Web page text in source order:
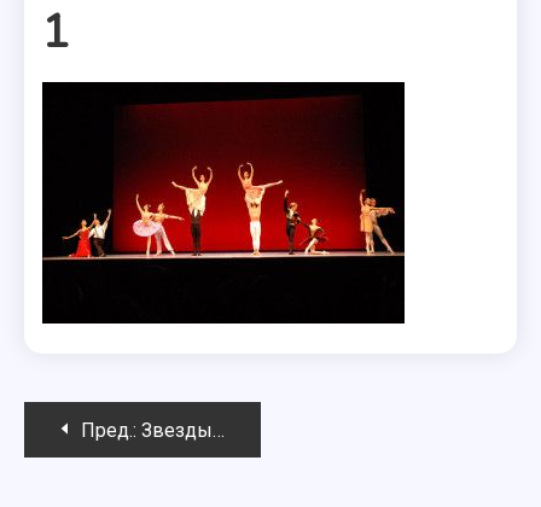
1
Навигация
Пред.: Звезды вновь сошлись в Нью-Йорке